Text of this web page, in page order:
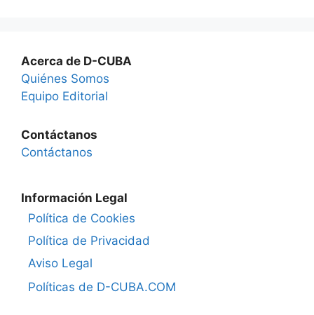
Acerca de D-CUBA
Quiénes Somos
Equipo Editorial
Contáctanos
Contáctanos
Información Legal
Política de Cookies
Política de Privacidad
Aviso Legal
Políticas de D-CUBA.COM